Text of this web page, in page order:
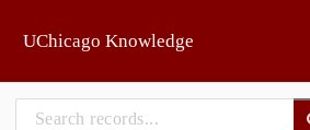
UChicago Knowledge